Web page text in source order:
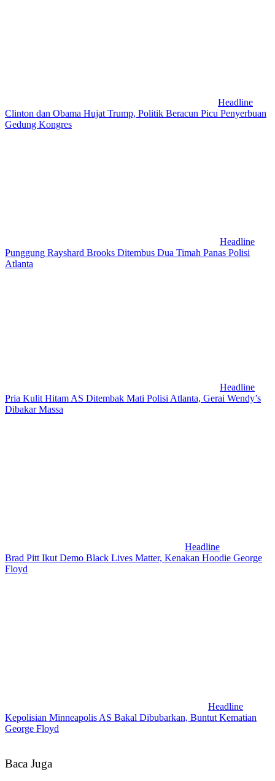
Headline
Clinton dan Obama Hujat Trump, Politik Beracun Picu Penyerbuan
Gedung Kongres
Headline
Punggung Rayshard Brooks Ditembus Dua Timah Panas Polisi
Atlanta
Headline
Pria Kulit Hitam AS Ditembak Mati Polisi Atlanta, Gerai Wendy’s
Dibakar Massa
Headline
Brad Pitt Ikut Demo Black Lives Matter, Kenakan Hoodie George
Floyd
Headline
Kepolisian Minneapolis AS Bakal Dibubarkan, Buntut Kematian
George Floyd
Baca Juga